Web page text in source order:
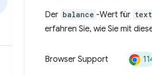
Der balance -Wert für
erfahren Sie, wie Sie mit
Browser Support